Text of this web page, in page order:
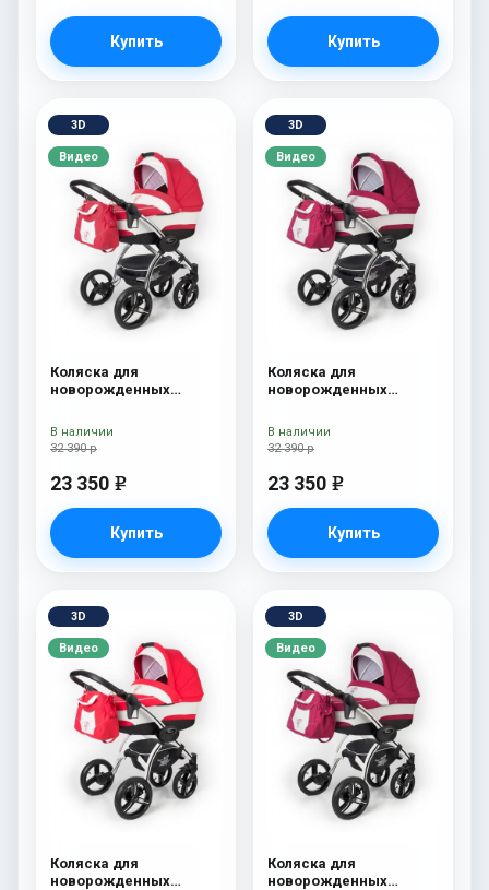
Купить Купить
3D
Видео
Коляска для
новорожденных
Chrome) Red Lux
32 390 р
23 350 e
Купить
В наличии
3D
Видео
Коляска для
новорожденных
Chrome) Borduex
32 390 р
23 350 e
Купить
В наличии
3D
Видео
Коляска для
новорожденных
3D
Видео
Коляска для
новорожденных